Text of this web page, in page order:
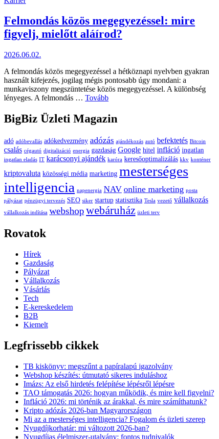
Felmondás közös megegyezéssel: mire
figyelj, mielőtt aláírod?
2026.06.02.
A felmondás közös megegyezéssel a hétköznapi nyelvben gyakran
használt kifejezés, jogilag mégis pontosabb úgy mondani: a
munkaviszony megszüntetése közös megegyezéssel. A különbség
lényeges. A felmondás … Felmondás
megegyezéssel:
mire
mielőtt
aláírod?
Tovább
BigBiz Üzleti Magazin
adó adóbevallás adókedvezmény adózás ajándékozás autó befektetés Bitcoin
csalás cégautó digitalizáció energia gazdaság Google hitel infláció ingatlan
ingatlan eladás IT karácsonyi ajándék karóra keresőoptimalizálás kkv konténer
kriptovaluta közösségi média marketing mesterséges
intelligencia napenergia NAV online marketing posta
pályázat pénzügyi tervezés SEO siker startup statisztika Tesla vezető vállalkozás
vállalkozás indítása webshopwebáruház üzleti terv
Rovatok
Hírek
Gazdaság
Pályázat
Vállalkozás
Vásárlás
Tech
E-kereskedelem
B2B
Kiemelt
Legfrissebb cikkek
TB kiskönyv: megszűnt a papíralapú igazolvány
Webshop készítés: útmutató sikeres induláshoz
Imázs: Az első hirdetés felépítése lépésről lépésre
TAO támogatás 2026: hogyan működik, és mire kell figyelni?
Infláció 2026: mi történik az árakkal, és mire számíthatunk?
Kripto adózás 2026-ban Magyarországon
Mi az a mesterséges intelligencia? Fogalom és üzleti szerep
Nyugdíjkorhatár: mi változott 2026-ban?
Nyugdíjas élelmiszer-utalvány: fontos tudnivalók